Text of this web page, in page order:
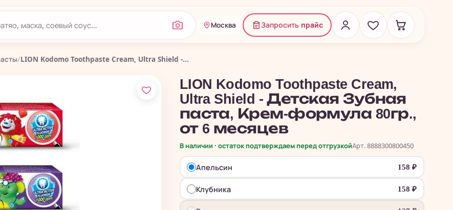
Москва Запросить прайс
/LION Kodomo Toothpaste Cream, Ultra Shield -...
LION Kodomo Toothpaste Cream,
Ultra Shield - Детская Зубная
паста, Крем-формула 80гр.,
от 6 месяцев
В наличии · остаток подтверждаем перед отгрузкойАрт. 8888300800450
Апельсин 158₽
Клубника 158₽